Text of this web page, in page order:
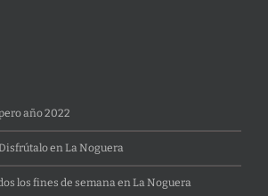
año 2022
en La Noguera
los fines de semana en La Noguera